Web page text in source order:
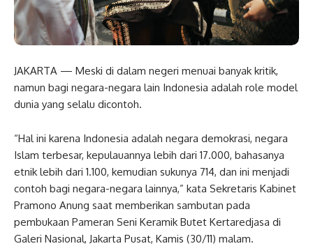
JAKARTA — Meski di dalam negeri menuai banyak kritik,
namun bagi negara-negara lain Indonesia adalah role model
dunia yang selalu dicontoh.
“Hal ini karena Indonesia adalah negara demokrasi, negara
Islam terbesar, kepulauannya lebih dari 17.000, bahasanya
etnik lebih dari 1.100, kemudian sukunya 714, dan ini menjadi
contoh bagi negara-negara lainnya,” kata Sekretaris Kabinet
Pramono Anung saat memberikan sambutan pada
pembukaan Pameran Seni Keramik Butet Kertaredjasa di
Galeri Nasional, Jakarta Pusat, Kamis (30/11) malam.